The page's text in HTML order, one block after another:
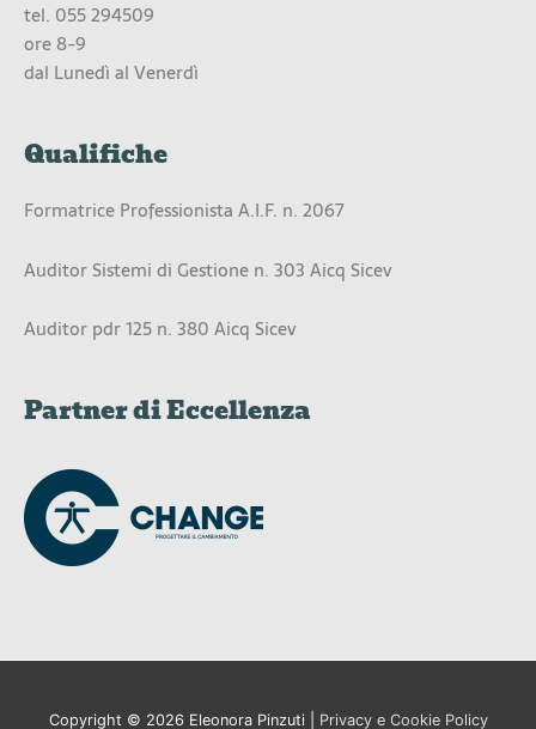
tel. 055 294509
ore 8-9
dal Lunedì al Venerdì
Qualifiche
Formatrice Professionista A.I.F. n. 2067
Auditor Sistemi di Gestione n. 303 Aicq Sicev
Auditor pdr 125 n. 380 Aicq Sicev
Partner di Eccellenza
Copyright © 2026 Eleonora Pinzuti| Privacy e Cookie Policy